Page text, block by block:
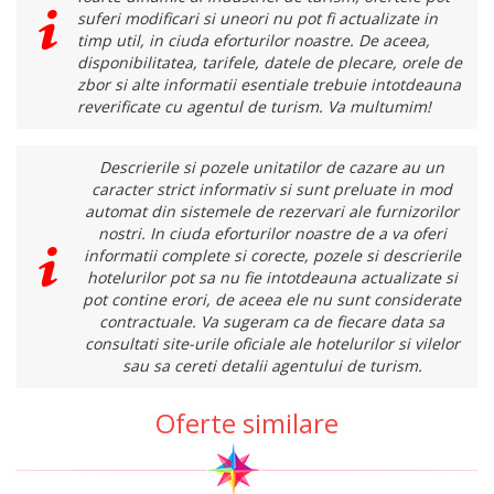
suferi modificari si uneori nu pot fi actualizate in
timp util, in ciuda eforturilor noastre. De aceea,
disponibilitatea, tarifele, datele de plecare, orele de
zbor si alte informatii esentiale trebuie intotdeauna
reverificate cu agentul de turism. Va multumim!
Descrierile si pozele unitatilor de cazare au un
caracter strict informativ si sunt preluate in mod
automat din sistemele de rezervari ale furnizorilor
nostri. In ciuda eforturilor noastre de a va oferi
informatii complete si corecte, pozele si descrierile
hotelurilor pot sa nu fie intotdeauna actualizate si
pot contine erori, de aceea ele nu sunt considerate
contractuale. Va sugeram ca de fiecare data sa
consultati site-urile oficiale ale hotelurilor si vilelor
sau sa cereti detalii agentului de turism.
Oferte similare